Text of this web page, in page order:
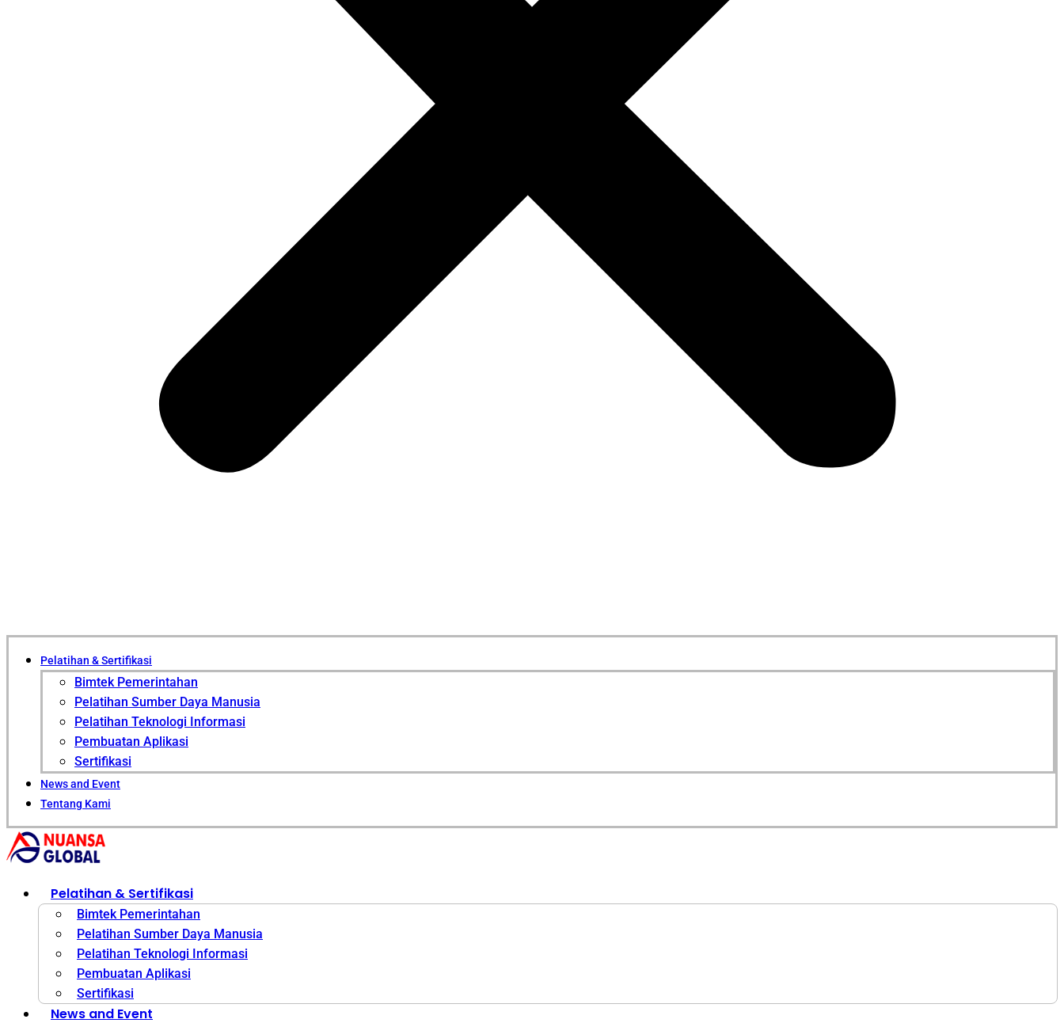
Pelatihan & Sertifikasi
Bimtek Pemerintahan
Pelatihan Sumber Daya Manusia
Pelatihan Teknologi Informasi
Pembuatan Aplikasi
Sertifikasi
News and Event
Tentang Kami
Pelatihan & Sertifikasi
Bimtek Pemerintahan
Pelatihan Sumber Daya Manusia
Pelatihan Teknologi Informasi
Pembuatan Aplikasi
Sertifikasi
News and Event